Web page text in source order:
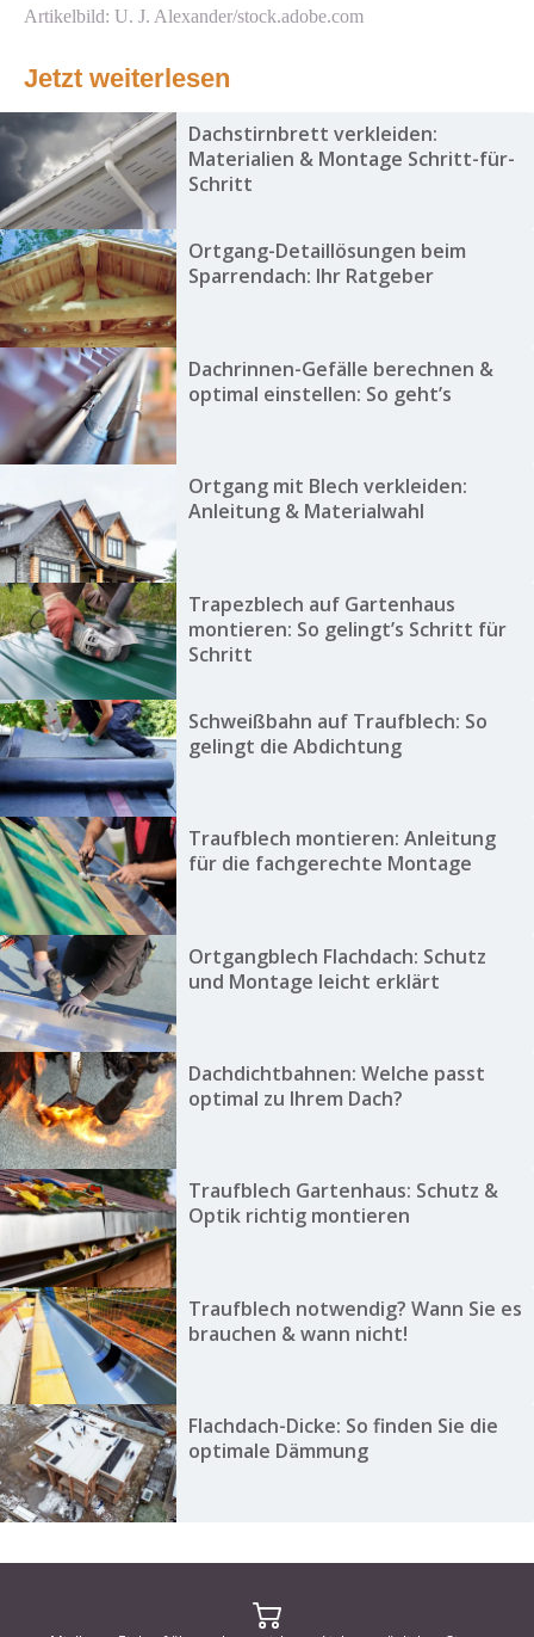
Artikelbild: U. J. Alexander/stock.adobe.com
Jetzt weiterlesen
Dachstirnbrett verkleiden:
Materialien & Montage Schritt-für-
Schritt
Ortgang-Detaillösungen beim
Sparrendach: Ihr Ratgeber
Dachrinnen-Gefälle berechnen &
optimal einstellen: So geht’s
Ortgang mit Blech verkleiden:
Anleitung & Materialwahl
Trapezblech auf Gartenhaus
montieren: So gelingt’s Schritt für
Schritt
Schweißbahn auf Traufblech: So
gelingt die Abdichtung
Traufblech montieren: Anleitung
für die fachgerechte Montage
Ortgangblech Flachdach: Schutz
und Montage leicht erklärt
Dachdichtbahnen: Welche passt
optimal zu Ihrem Dach?
Traufblech Gartenhaus: Schutz &
Optik richtig montieren
Traufblech notwendig? Wann Sie es
brauchen & wann nicht!
Flachdach-Dicke: So finden Sie die
optimale Dämmung